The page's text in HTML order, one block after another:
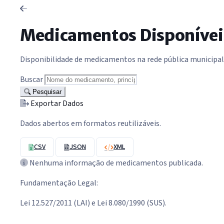
Medicamentos
Disponibilidade de medicamentos na rede pública municipal
Buscar
Pesquisar
Exportar Dados
Dados abertos em formatos reutilizáveis.
CSV JSON XML
Nenhuma informação de medicamentos publicada.
Fundamentação Legal:
Lei 12.527/2011 (LAI) e Lei 8.080/1990 (SUS).